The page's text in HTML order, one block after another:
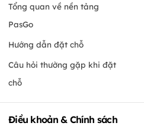
Tổng quan về nền tảng
PasGo
Hướng dẫn đặt chỗ
Câu hỏi thường gặp khi đặt
chỗ
Điều khoản & Chính sách